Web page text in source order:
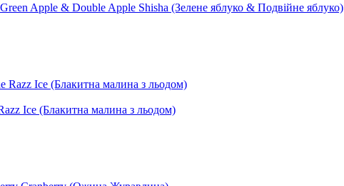
Apple & Double Apple Shisha (Зелене яблуко & Подвійне яблуко)
Ice (Блакитна малина з льодом)